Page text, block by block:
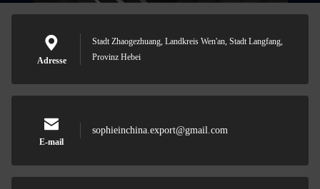
Adresse
Stadt Zhaogezhuang, Landkreis Wen'an, Stadt Langfang,
Provinz Hebei
E-mail
sophieinchina.export@gmail.com